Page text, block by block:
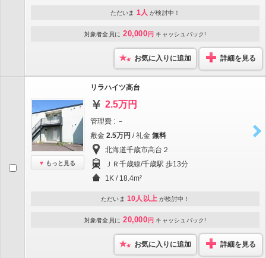
ただいま 1人 が検討中！
対象者全員に 20,000 円 キャッシュバック!
お気に入りに追加 詳細を見る
もっと見る
リラハイツ高台
2.5万円
管理費 : －
敷金 2.5万円 / 礼金 無料
北海道千歳市高台２
ＪＲ千歳線/千歳駅 歩13分
1K / 18.4m²
ただいま 10人以上 が検討中！
対象者全員に 20,000 円 キャッシュバック!
お気に入りに追加 詳細を見る